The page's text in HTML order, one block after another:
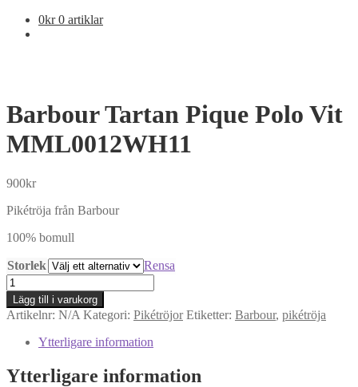
0kr 0 artiklar
Barbour Tartan Pique Polo Vit
MML0012WH11
900kr
Pikétröja från Barbour
100% bomull
Storlek
Rensa
Barbour
Tartan
Pique
Polo
MML0012WH11
mängd
Lägg till i varukorg
Artikelnr: N/A Kategori: Pikétröjor Etiketter: Barbour, pikétröja
Ytterligare information
Ytterligare information